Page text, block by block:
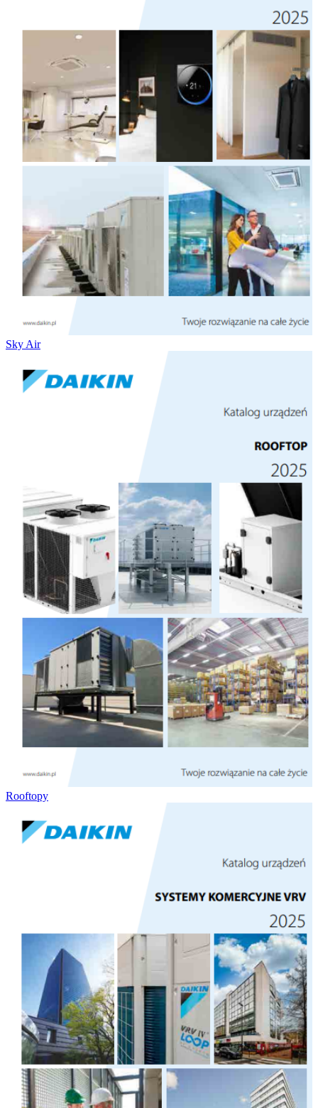
Sky Air
Rooftopy